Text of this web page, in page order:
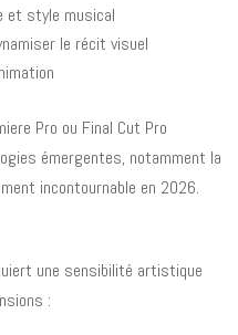
et style musical
le récit visuel
Pro ou Final Cut Pro
émergentes, notamment la
incontournable en 2026.
une sensibilité artistique
: